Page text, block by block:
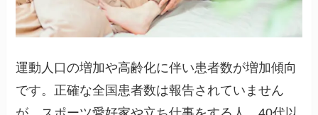
運動人口の増加や高齢化に伴い患者数が増加傾向
です。正確な全国患者数は報告されていません